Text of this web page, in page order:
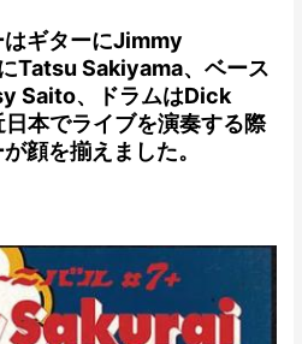
はギターにJimmy
Tatsu Sakiyama、ベース
Saito、ドラムはDick
本でライブを演奏する際
顔を揃えました。